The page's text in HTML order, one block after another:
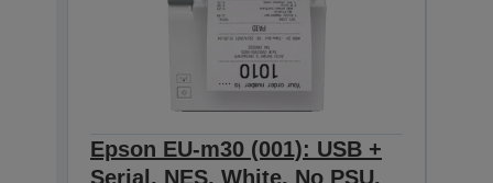
Epson EU-m30 (001): USB +
Serial, NES, White, No PSU,